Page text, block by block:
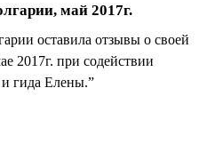
май 2017г.
оставила отзывы о своей
2017г. при содействии
и гида Елены.”